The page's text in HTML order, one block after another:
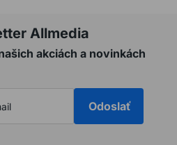
Allmedia
akciách a novinkách
Odoslať